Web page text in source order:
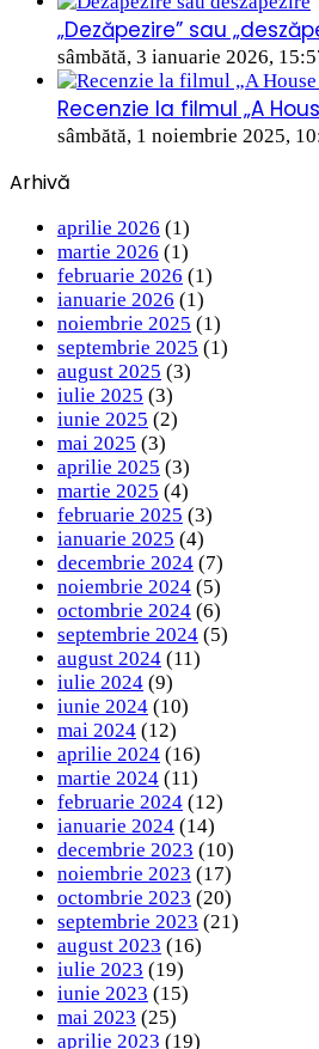
„Dezăpezire” sau
sâmbătă, 3 ianuarie 2026,
Recenzie la filmul „A
sâmbătă, 1 noiembrie 2025,
Arhivă
aprilie 2026 (1)
martie 2026 (1)
februarie 2026 (1)
ianuarie 2026 (1)
noiembrie 2025 (1)
septembrie 2025 (1)
august 2025 (3)
iulie 2025 (3)
iunie 2025 (2)
mai 2025 (3)
aprilie 2025 (3)
martie 2025 (4)
februarie 2025 (3)
ianuarie 2025 (4)
decembrie 2024 (7)
noiembrie 2024 (5)
octombrie 2024 (6)
septembrie 2024 (5)
august 2024 (11)
iulie 2024 (9)
iunie 2024 (10)
mai 2024 (12)
aprilie 2024 (16)
martie 2024 (11)
februarie 2024 (12)
ianuarie 2024 (14)
decembrie 2023 (10)
noiembrie 2023 (17)
octombrie 2023 (20)
septembrie 2023 (21)
august 2023 (16)
iulie 2023 (19)
iunie 2023 (15)
mai 2023 (25)
aprilie 2023 (19)